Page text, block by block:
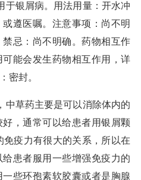
于银屑病。用法用量：开水冲
遵医嘱。注意事项：尚不明
忌：尚不明确。药物相互作
能会发生药物相互作用，详
密封。
中草药主要是可以消除体内的
，通常可以给患者用银屑颗
疫力有很大的关系，所以在
患者服用一些增强免疫力的
些环孢素软胶囊或者是胸腺